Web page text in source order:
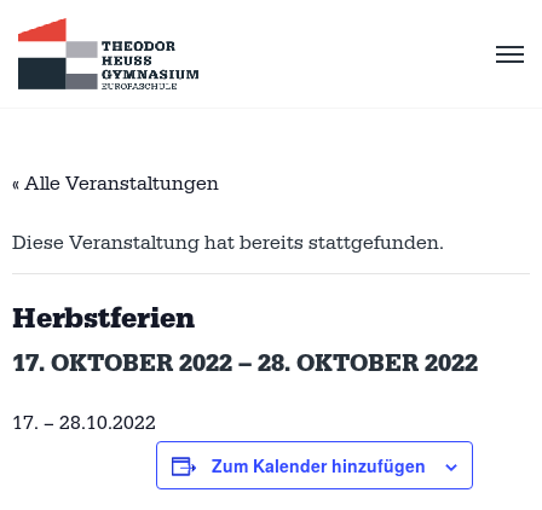
« Alle Veranstaltungen
Diese Veranstaltung hat bereits stattgefunden.
Herbstferien
17. OKTOBER 2022–28. OKTOBER 2022
17. – 28.10.2022
Zum Kalender hinzufügen